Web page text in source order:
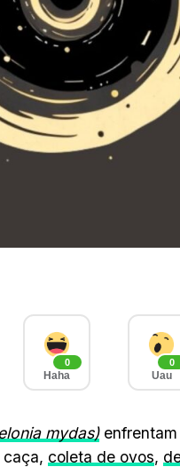
0
Haha
0
Uau
mydas)enfrentam
coleta de ovos,